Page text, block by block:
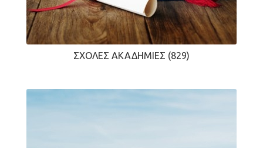
ΣΧΟΛΈΣ ΑΚΑΔΗΜΊΕΣ (829)